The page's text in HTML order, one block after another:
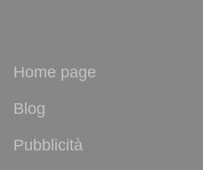
Home page
Blog
Pubblicità